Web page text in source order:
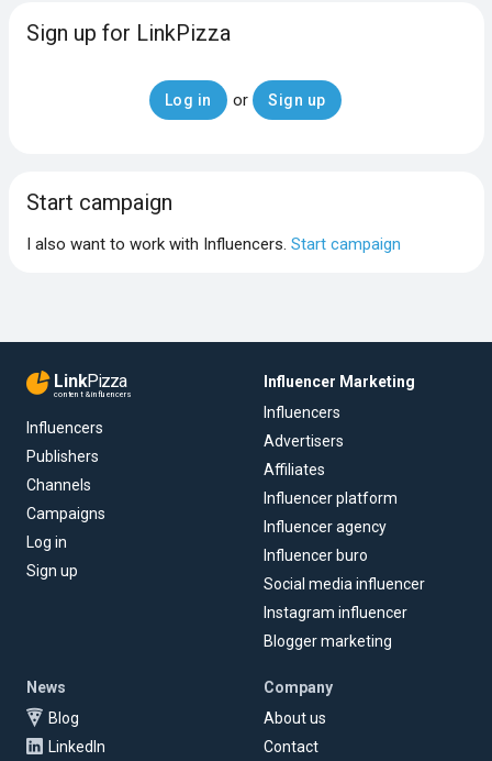
Sign up for LinkPizza
Log in or Sign up
Start campaign
I also want to work with Influencers. Start campaign
LinkPizza
content & influencers
Influencers
Publishers
Channels
Campaigns
Log in
Sign up
Influencer Marketing
Influencers
Advertisers
Affiliates
Influencer platform
Influencer agency
Influencer buro
Social media influencer
Instagram influencer
Blogger marketing
News
Blog
LinkedIn
Company
About us
Contact